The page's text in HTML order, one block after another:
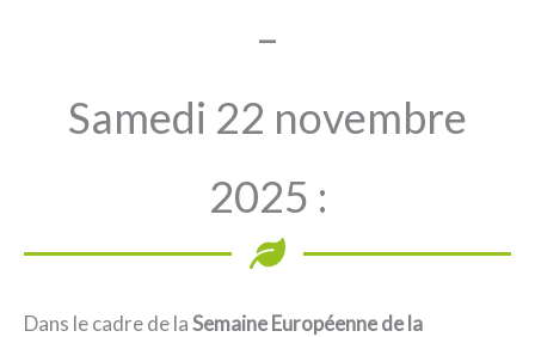
–
Samedi 22 novembre
2025 :
Dans le cadre de laSemaine Européenne de la